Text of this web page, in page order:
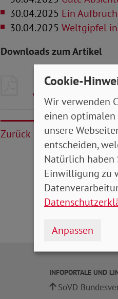
30.04.2025 Ein
30.04.2025 Weltgipfel
Downloads zum Artikel
25_05_Rheinland-
Wuerttemberg.pdf
Zurück
INFOPORTALE UND
SoVD
Cookie-
Wir verwenden
einen optimalen
unsere
entscheiden,
Natürlich
Einwilligung zu
Anpassen